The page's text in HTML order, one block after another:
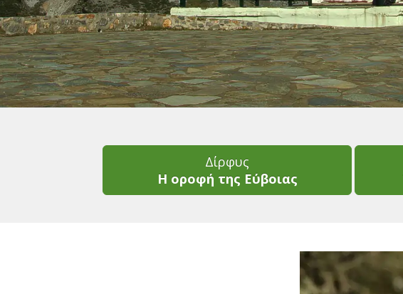
Δίρφυς
Η οροφή της Εύβοιας